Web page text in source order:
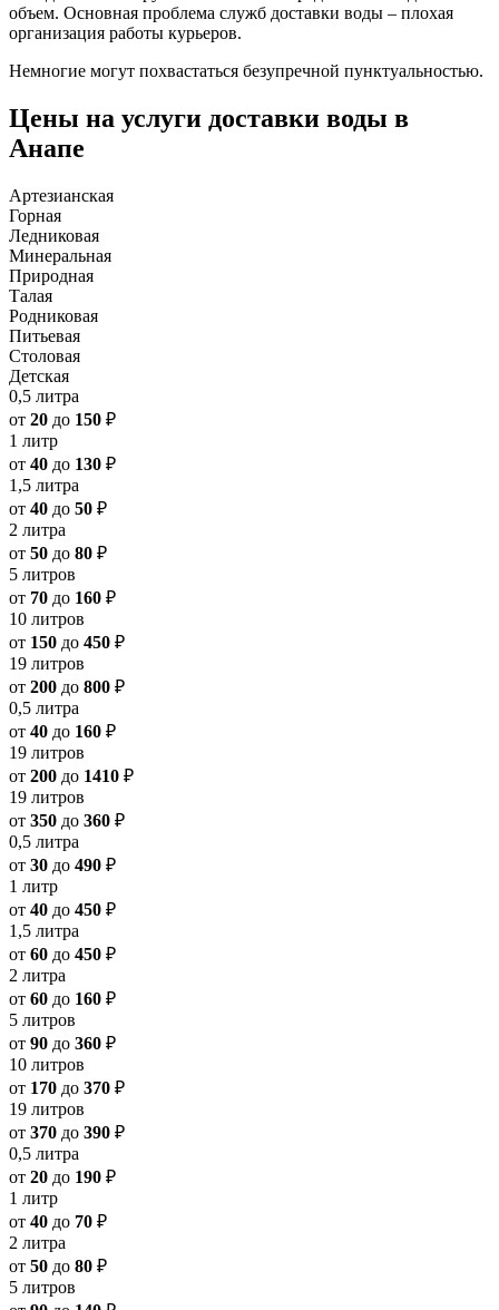
объем. Основная проблема служб доставки воды – плохая
организация работы курьеров.
Немногие могут похвастаться безупречной пунктуальностью.
Цены на услуги доставки воды в
Анапе
Артезианская
Горная
Ледниковая
Минеральная
Природная
Талая
Родниковая
Питьевая
Столовая
Детская
0,5 литра
от 20 до 150 ₽
1 литр
от 40 до 130 ₽
1,5 литра
от 40 до 50 ₽
2 литра
от 50 до 80 ₽
5 литров
от 70 до 160 ₽
10 литров
от 150 до 450 ₽
19 литров
от 200 до 800 ₽
0,5 литра
от 40 до 160 ₽
19 литров
от 200 до 1410 ₽
19 литров
от 350 до 360 ₽
0,5 литра
от 30 до 490 ₽
1 литр
от 40 до 450 ₽
1,5 литра
от 60 до 450 ₽
2 литра
от 60 до 160 ₽
5 литров
от 90 до 360 ₽
10 литров
от 170 до 370 ₽
19 литров
от 370 до 390 ₽
0,5 литра
от 20 до 190 ₽
1 литр
от 40 до 70 ₽
2 литра
от 50 до 80 ₽
5 литров